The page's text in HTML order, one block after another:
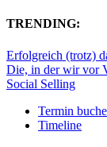
TRENDING:
Erfolgreich (trotz)
Die, in der wir vor
Social Selling
Termin
Timeline